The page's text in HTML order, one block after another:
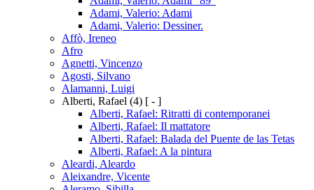
Adami, Valerio: Adami
Adami, Valerio: Dessiner.
Affò, Ireneo
Afro
Agnetti, Vincenzo
Agosti, Silvano
Alamanni, Luigi
Alberti, Rafael (4) [ - ]
Alberti, Rafael: Ritratti di contemporanei
Alberti, Rafael: Il mattatore
Alberti, Rafael: Balada del Puente de las Tetas
Alberti, Rafael: A la pintura
Aleardi, Aleardo
Aleixandre, Vicente